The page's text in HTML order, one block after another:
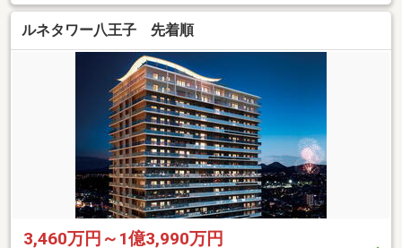
ルネタワー八王子 先着順
3,460万円～1億3,990万円